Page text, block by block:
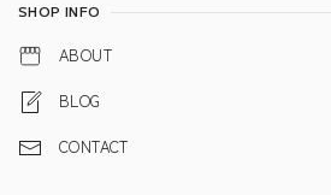
SHOP INFO
ABOUT
BLOG
CONTACT